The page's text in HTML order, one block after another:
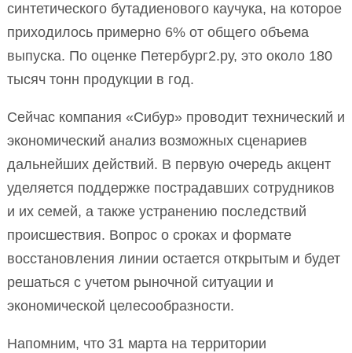
синтетического бутадиенового каучука, на которое
приходилось примерно 6% от общего объема
выпуска. По оценке Петербург2.ру, это около 180
тысяч тонн продукции в год.
Сейчас компания «Сибур» проводит технический и
экономический анализ возможных сценариев
дальнейших действий. В первую очередь акцент
уделяется поддержке пострадавших сотрудников
и их семей, а также устранению последствий
происшествия. Вопрос о сроках и формате
восстановления линии остается открытым и будет
решаться с учетом рыночной ситуации и
экономической целесообразности.
Напомним, что 31 марта на территории